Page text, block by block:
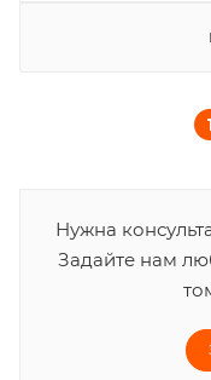
Нужна
Задайте нам